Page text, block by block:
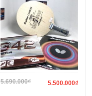
5.690.000₫ 5.500.000₫